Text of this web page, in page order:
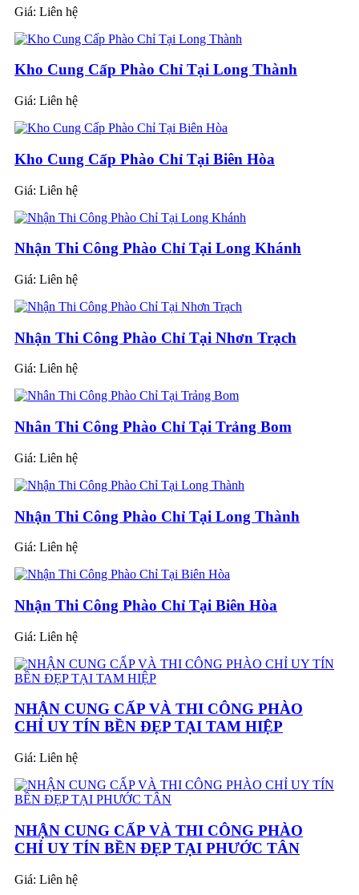
Giá: Liên hệ
Kho Cung Cấp Phào Chỉ Tại Long Thành
Giá: Liên hệ
Kho Cung Cấp Phào Chỉ Tại Biên Hòa
Giá: Liên hệ
Nhận Thi Công Phào Chỉ Tại Long Khánh
Giá: Liên hệ
Nhận Thi Công Phào Chỉ Tại Nhơn Trạch
Giá: Liên hệ
Nhân Thi Công Phào Chỉ Tại Trảng Bom
Giá: Liên hệ
Nhận Thi Công Phào Chỉ Tại Long Thành
Giá: Liên hệ
Nhận Thi Công Phào Chỉ Tại Biên Hòa
Giá: Liên hệ
NHẬN CUNG CẤP VÀ THI CÔNG PHÀO
CHỈ UY TÍN BỀN ĐẸP TẠI TAM HIỆP
Giá: Liên hệ
NHẬN CUNG CẤP VÀ THI CÔNG PHÀO
CHỈ UY TÍN BỀN ĐẸP TẠI PHƯỚC TÂN
Giá: Liên hệ